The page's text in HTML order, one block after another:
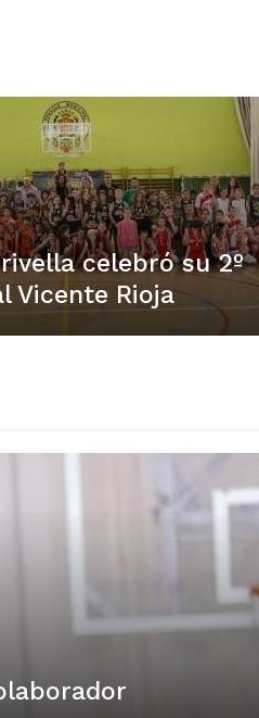
celebró su 2º
Vicente Rioja